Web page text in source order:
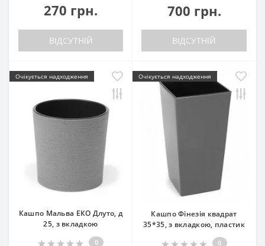
270 грн.
ВІДСУТНІЙ
700 грн.
ВІДСУТНІЙ
Очікується надходження
Кашпо Мальва ЕКО Длуто, д
25, з вкладкою
0
Очікується надходження
Кашпо Фінезія квадрат
35*35, з вкладкою, пластик
0